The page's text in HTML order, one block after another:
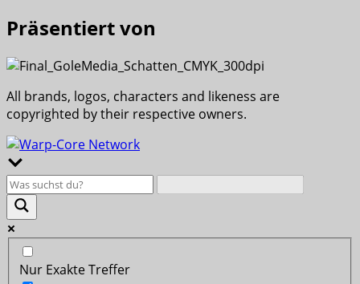
Präsentiert von
All brands, logos, characters and likeness are
copyrighted by their respective owners.
Nur Exakte Treffer